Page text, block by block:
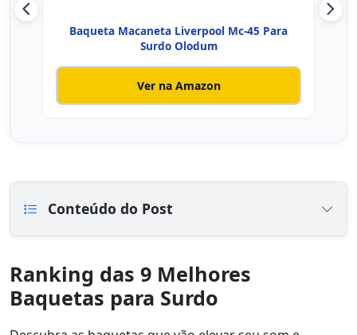
Baqueta Macaneta Liverpool Mc-45 Para
Surdo Olodum
Ver na Amazon
Conteúdo do Post
Ranking das 9 Melhores
Baquetas para Surdo